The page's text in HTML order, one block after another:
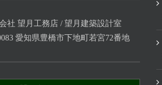
社 望月工務店 / 望月建築設計室
愛知県豊橋市下地町若宮72番地